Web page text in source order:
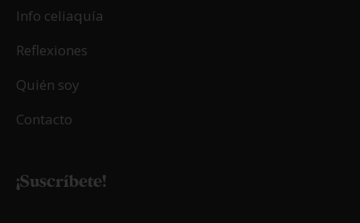
Info celiaquía
Reflexiones
Quién soy
Contacto
¡Suscríbete!